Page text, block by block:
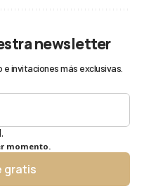
newsletter
invitaciones más exclusivas.
momento.
gratis